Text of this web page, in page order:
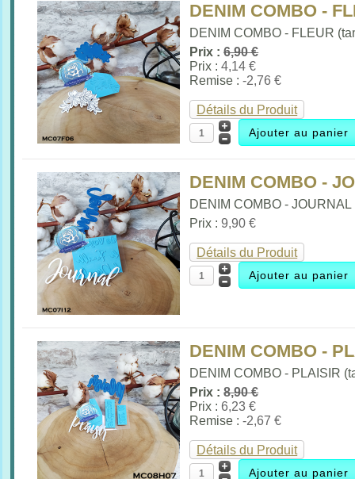
DENIM COMBO -
DENIM COMBO - FLEUR
Prix :6,90 €
Prix :4,14 €
Remise :-2,76 €
Détails du Produit
DENIM COMBO -
DENIM COMBO - JOURNAL
Prix :9,90 €
Détails du Produit
DENIM COMBO -
DENIM COMBO - PLAISIR
Prix :8,90 €
Prix :6,23 €
Remise :-2,67 €
Détails du Produit